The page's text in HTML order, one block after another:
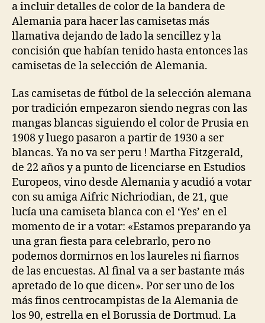
a incluir detalles de color de la bandera de
Alemania para hacer las camisetas más
llamativa dejando de lado la sencillez y la
concisión que habían tenido hasta entonces las
camisetas de la selección de Alemania.
Las camisetas de fútbol de la selección alemana
por tradición empezaron siendo negras con las
mangas blancas siguiendo el color de Prusia en
1908 y luego pasaron a partir de 1930 a ser
blancas. Ya no va ser peru ! Martha Fitzgerald,
de 22 años y a punto de licenciarse en Estudios
Europeos, vino desde Alemania y acudió a votar
con su amiga Aifric Nichriodian, de 21, que
lucía una camiseta blanca con el ‘Yes’ en el
momento de ir a votar: «Estamos preparando ya
una gran fiesta para celebrarlo, pero no
podemos dormirnos en los laureles ni fiarnos
de las encuestas. Al final va a ser bastante más
apretado de lo que dicen». Por ser uno de los
más finos centrocampistas de la Alemania de
los 90, estrella en el Borussia de Dortmud. La